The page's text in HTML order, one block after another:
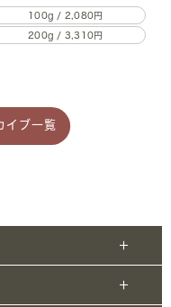
100g / 2,080円
200g / 3,310円
イブ一覧